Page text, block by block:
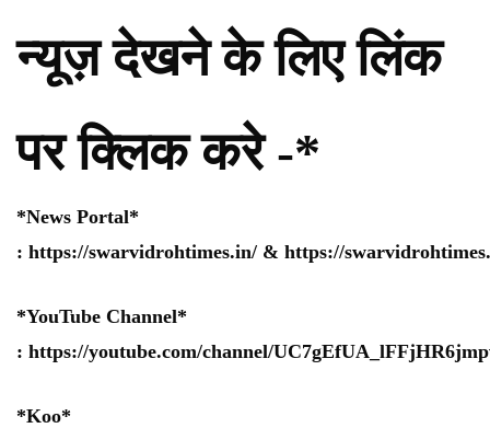
न्यूज़ देखने के लिए लिंक
पर क्लिक करे -*
*News Portal*
: https://swarvidrohtimes.in/ & https://
*YouTube Channel*
: https://youtube.com/channel/
*Koo*